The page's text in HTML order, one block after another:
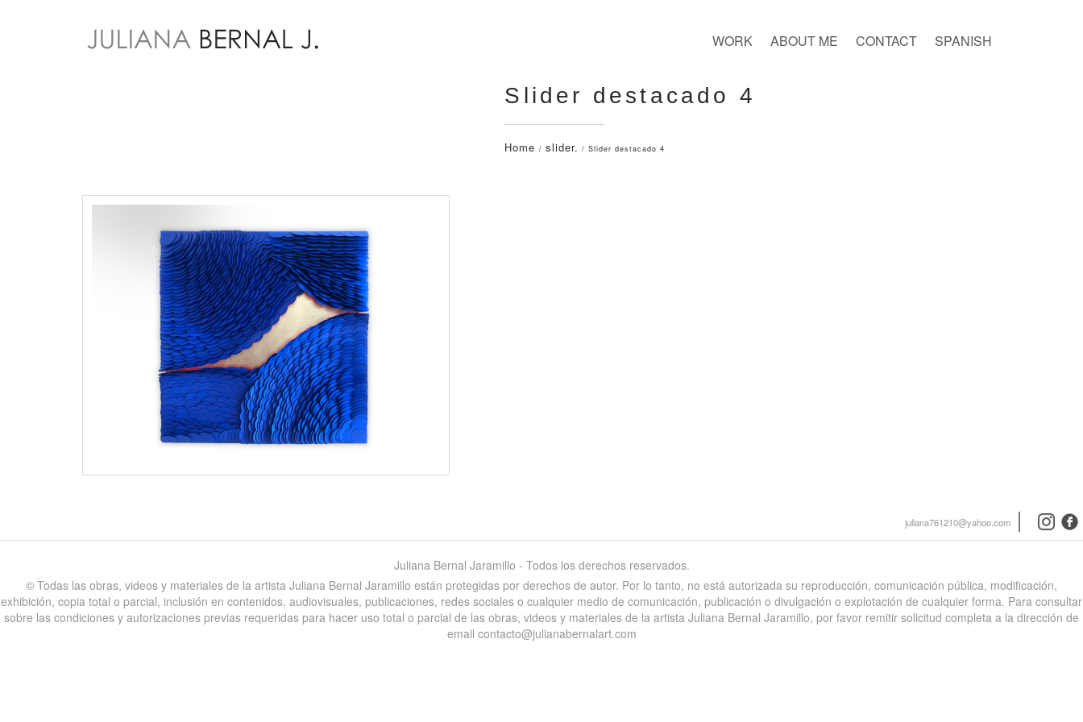
WORK ABOUT ME CONTACT SPANISH
Slider destacado 4
Home/slider. / Slider destacado 4
juliana761210@yahoo.com
Juliana Bernal Jaramillo - Todos los derechos reservados.
©️ Todas las obras, videos y materiales de la artista Juliana Bernal Jaramillo están protegidas por derechos de autor. Por lo tanto, no está autorizada su reproducción, comunicación pública, modificación,
exhibición, copia total o parcial, inclusión en contenidos, audiovisuales, publicaciones, redes sociales o cualquier medio de comunicación, publicación o divulgación o explotación de cualquier forma. Para consultar
sobre las condiciones y autorizaciones previas requeridas para hacer uso total o parcial de las obras, videos y materiales de la artista Juliana Bernal Jaramillo, por favor remitir solicitud completa a la dirección de
email contacto@julianabernalart.com